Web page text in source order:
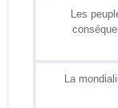
Les
La